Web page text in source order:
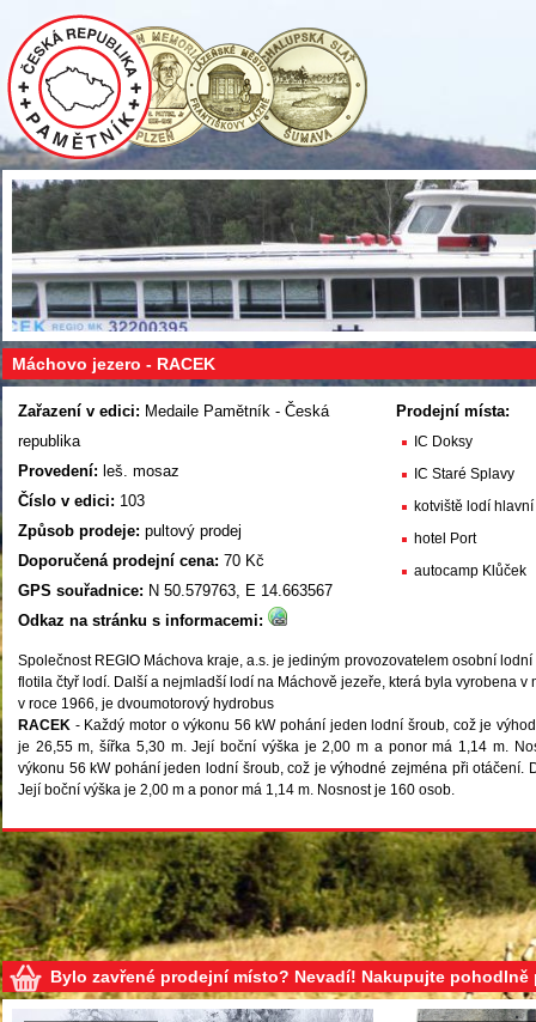
Máchovo jezero - RACEK
Zařazení v edici: Medaile Pamětník - Česká
republika
Provedení: leš. mosaz
Číslo v edici: 103
Způsob prodeje: pultový prodej
Doporučená prodejní cena: 70 Kč
GPS souřadnice: N 50.579763, E 14.663567
Odkaz na stránku s informacemi:
Prodejní místa:
IC Doksy
IC Staré Splavy
kotviště lodí
hotel Port
autocamp Klůček
Společnost REGIO Máchova kraje, a.s. je jediným provozovatelem osobní
flotila čtyř lodí. Další a nejmladší lodí na Máchově jezeře, která byla vyrobena v
v roce 1966, je dvoumotorový hydrobus
RACEK - Každý motor o výkonu 56 kW pohání jeden lodní šroub, což je
je 26,55 m, šířka 5,30 m. Její boční výška je 2,00 m a ponor má 1,14 m.
výkonu 56 kW pohání jeden lodní šroub, což je výhodné zejména při otáčení.
Její boční výška je 2,00 m a ponor má 1,14 m. Nosnost je 160 osob.
Bylo zavřené prodejní místo? Nevadí! Nakupujte